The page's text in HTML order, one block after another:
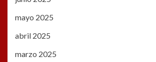
mayo 2025
abril 2025
marzo 2025